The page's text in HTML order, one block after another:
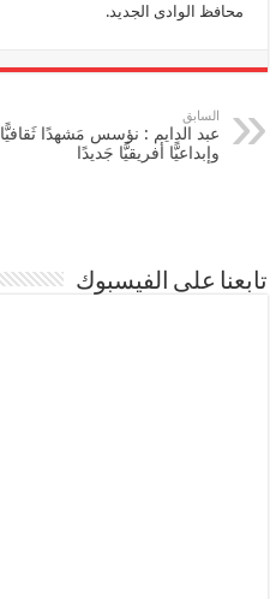
محافظ الوادى الجديد.
السابق
عبد الدايم : نؤسس مَشهدًا ثَقافيًّا
وإبداعيًّا أفريقيًّا جَديدًا
تابعنا على الفيسبوك